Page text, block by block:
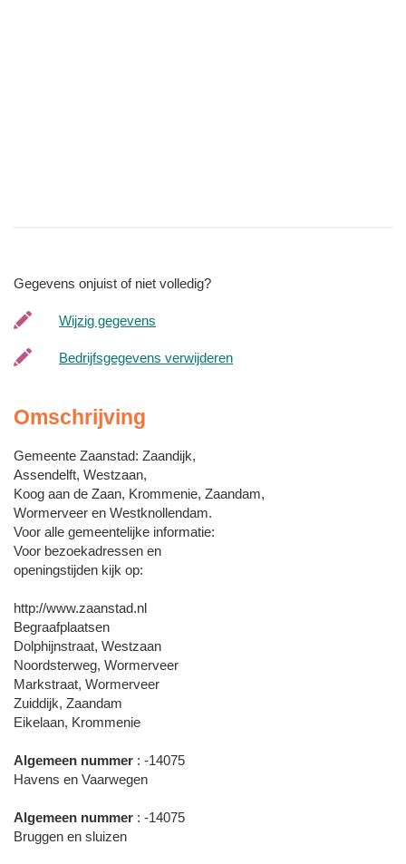
Gegevens onjuist of niet volledig?
Wijzig gegevens
Bedrijfsgegevens verwijderen
Omschrijving
Gemeente Zaanstad: Zaandijk,
Assendelft, Westzaan,
Koog aan de Zaan, Krommenie, Zaandam,
Wormerveer en Westknollendam.
Voor alle gemeentelijke informatie:
Voor bezoekadressen en
openingstijden kijk op:
http://www.zaanstad.nl
Begraafplaatsen
Dolphijnstraat, Westzaan
Noordsterweg, Wormerveer
Markstraat, Wormerveer
Zuiddijk, Zaandam
Eikelaan, Krommenie
Algemeen nummer : -14075
Havens en Vaarwegen
Algemeen nummer : -14075
Bruggen en sluizen